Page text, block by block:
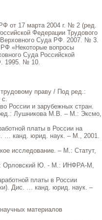
от 17 марта 2004 г. № 2 (ред.
Федерации Трудового
Суда РФ. 2007. № 3.
РФ «Некоторые вопросы
Суда Российской
1995. № 10.
праву / Под ред.:
с.
России и зарубежных стран.
Лушникова М.В. – М.: Эксмо,
платы в России на
… канд. юрид. наук. – М., 2001.
исследование. – М.: Статут,
Орловский Ю. - М.: ИНФРА-М,
платы в России
Дис. … канд. юрид. наук. –
материалов